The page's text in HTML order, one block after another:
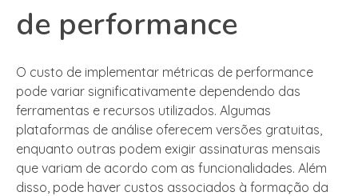
de performance
O custo de implementar métricas de performance
pode variar significativamente dependendo das
ferramentas e recursos utilizados. Algumas
plataformas de análise oferecem versões gratuitas,
enquanto outras podem exigir assinaturas mensais
que variam de acordo com as funcionalidades. Além
disso, pode haver custos associados à formação da